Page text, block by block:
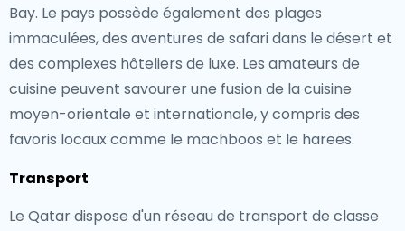
Bay. Le pays possède également des plages
immaculées, des aventures de safari dans le désert et
des complexes hôteliers de luxe. Les amateurs de
cuisine peuvent savourer une fusion de la cuisine
moyen-orientale et internationale, y compris des
favoris locaux comme le machboos et le harees.
Transport
Le Qatar dispose d'un réseau de transport de classe